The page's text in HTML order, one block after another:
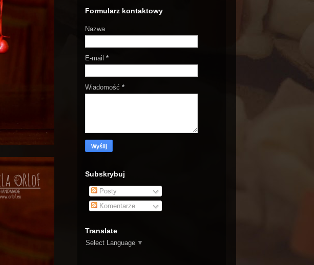
Formularz kontaktowy
Nazwa
E-mail *
Wiadomość *
Subskrybuj
Posty
Komentarze
Translate
Select Language ▼